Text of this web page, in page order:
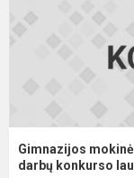
Gimnazijos
darbų konkurso